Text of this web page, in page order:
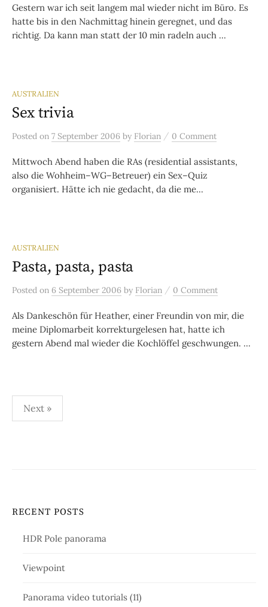
Gestern war ich seit langem mal wieder nicht im Büro. Es
hatte bis in den Nachmittag hinein geregnet, und das
richtig. Da kann man statt der 10 min radeln auch ...
AUSTRALIEN
Sex trivia
Posted on 7 September 2006 by Florian / 0 Comment
Mittwoch Abend haben die RAs (residential assistants,
also die Wohheim–WG–Betreuer) ein Sex–Quiz
organisiert. Hätte ich nie gedacht, da die me...
AUSTRALIEN
Pasta, pasta, pasta
Posted on 6 September 2006 by Florian / 0 Comment
Als Dankeschön für Heather, einer Freundin von mir, die
meine Diplomarbeit korrekturgelesen hat, hatte ich
gestern Abend mal wieder die Kochlöffel geschwungen. ...
Posts
pagination
Next »
RECENT POSTS
HDR Pole panorama
Viewpoint
Panorama video tutorials (11)